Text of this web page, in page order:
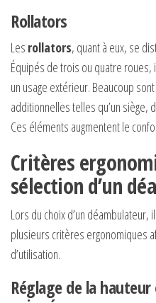
Rollators
Les rollators, quant à eux, se
Équipés de trois ou quatre
un usage extérieur. Beaucoup
additionnelles telles qu’un siège,
Ces éléments augmentent le
Critères
sélection d’un
Lors du choix d’un
plusieurs critères ergonomiques
d’utilisation.
Réglage de la